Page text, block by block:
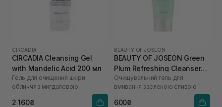
CIRCADIA
CIRCADIA Cleansing Gel
with Mandelic Acid 200 мл
Гель для очищення шкіри
обличчя з мигдалевою
2 160₴
BEAUTY OF JOSEON
BEAUTY OF JOSEON Green
Plum Refreshing Cleanser
100 мл
Очищувальний гель для
вмивання з зеленою сливою
600₴